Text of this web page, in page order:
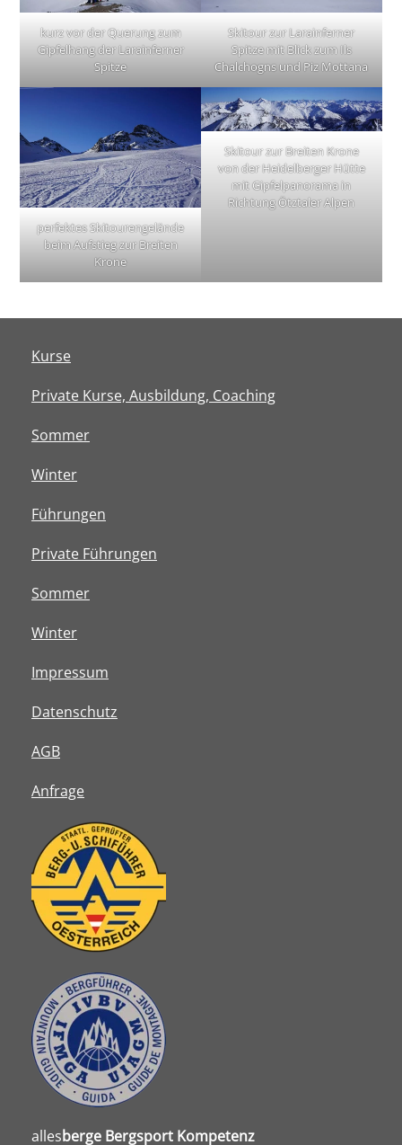
kurz vor der Querung zum
Gipfelhang der Larainferner
Spitze
Skitour zur Larainferner
Spitze mit Blick zum Ils
Chalchogns und Piz Mottana
perfektes Skitourengelände
beim Aufstieg zur Breiten
Krone
Skitour zur Breiten Krone
von der Heidelberger Hütte
mit Gipfelpanorama in
Richtung Ötztaler Alpen
Kurse
Private Kurse, Ausbildung, Coaching
Sommer
Winter
Führungen
Private Führungen
Sommer
Winter
Impressum
Datenschutz
AGB
Anfrage
allesberge Bergsport Kompetenz